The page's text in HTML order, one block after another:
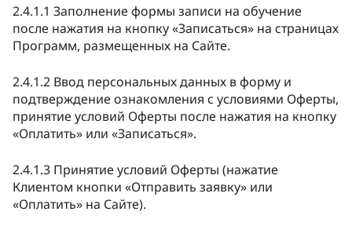
2.4.1.1 Заполнение формы записи на обучение
после нажатия на кнопку «Записаться» на страницах
Программ, размещенных на Сайте.
2.4.1.2 Ввод персональных данных в форму и
подтверждение ознакомления с условиями Оферты,
принятие условий Оферты после нажатия на кнопку
«Оплатить» или «Записаться».
2.4.1.3 Принятие условий Оферты (нажатие
Клиентом кнопки «Отправить заявку» или
«Оплатить» на Сайте).